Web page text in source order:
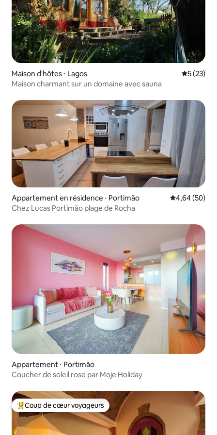
Maison d'hôtes ⋅ Lagos
5 (23)
Maison charmant sur un domaine avec sauna
Appartement en résidence ⋅ Portimão Évaluation
4,64 (50)
Chez Lucas Portimão plage de Rocha
Appartement ⋅ Portimão
Coucher de soleil rose par Moje Holiday
Coups de cœur voyageurs les plus appréciés
Coup de cœur voyageurs